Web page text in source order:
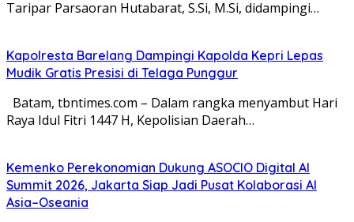
Taripar Parsaoran Hutabarat, S.Si, M.Si, didampingi…
Kapolresta Barelang Dampingi Kapolda Kepri Lepas
Mudik Gratis Presisi di Telaga Punggur
Batam, tbntimes.com – Dalam rangka menyambut Hari
Raya Idul Fitri 1447 H, Kepolisian Daerah…
Kemenko Perekonomian Dukung ASOCIO Digital AI
Summit 2026, Jakarta Siap Jadi Pusat Kolaborasi AI
Asia–Oseania